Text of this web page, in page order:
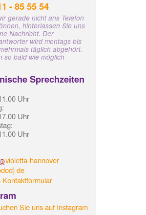
- 85 55 54
gerade nicht ans Telefon
hinterlassen Sie uns
Nachricht. Der
wird montags bis
täglich abgehört.
so bald wie möglich
Sprechzeiten
Uhr
Uhr
Uhr
violetta-hannover
de
Kontaktformular
Sie uns auf Instagram